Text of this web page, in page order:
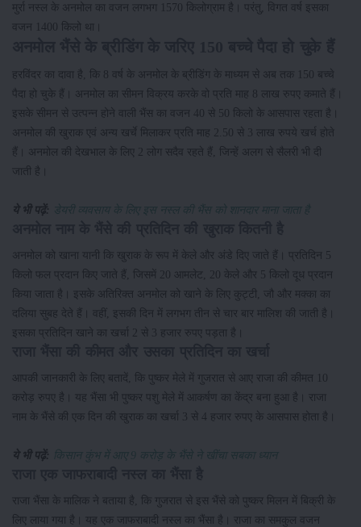
मुर्रा नस्ल के अनमोल का वजन लगभग 1570 किलोग्राम है। परंतु, विगत वर्ष इसका
वजन 1400 किलो था।
हरविंदर का दावा है, कि 8 वर्ष के अनमोल के ब्रीडिंग के माध्यम से अब तक 150 बच्चे
पैदा हो चुके हैं। अनमोल का सीमन विक्रय करके वो प्रति माह 8 लाख रुपए कमाते हैं।
इसके सीमन से उत्पन्न होने वाली भैंस का वजन 40 से 50 किलो के आसपास रहता है।
अनमोल की खुराक एवं अन्य खर्चे मिलाकर प्रति माह 2.50 से 3 लाख रुपये खर्च होते
हैं। अनमोल की देखभाल के लिए 2 लोग सदैव रहते हैं, जिन्हें अलग से सैलरी भी दी
जाती है।
ये भी पढ़ें: डेयरी व्यवसाय के लिए इस नस्ल की भैंस को शानदार माना जाता है
अनमोल को खाना यानी कि खुराक के रूप में केले और अंडे दिए जाते हैं। प्रतिदिन 5
किलो फल प्रदान किए जाते हैं, जिसमें 20 आमलेट, 20 केले और 5 किलो दूध प्रदान
किया जाता है। इसके अतिरिक्त अनमोल को खाने के लिए कुट्टी, जौ और मक्का का
दलिया सुबह देते हैं। वहीं, इसकी दिन में लगभग तीन से चार बार मालिश की जाती है।
इसका प्रतिदिन खाने का खर्चा 2 से 3 हजार रुपए पड़ता है।
आपकी जानकारी के लिए बतादें, कि पुष्कर मेले में गुजरात से आए राजा की कीमत 10
करोड़ रुपए है। यह भैंसा भी पुष्कर पशु मेले में आकर्षण का केंद्र बना हुआ है। राजा
नाम के भैंसे की एक दिन की खुराक का खर्चा 3 से 4 हजार रुपए के आसपास होता है।
ये भी पढ़ें: किसान कुंभ में आए 9 करोड़ के भैंसे ने खींचा सबका ध्यान
राजा भैंसा के मालिक ने बताया है, कि गुजरात से इस भैंसे को पुष्कर मिलन में बिक्री के
लिए लाया गया है। यह एक जाफराबादी नस्ल का भैंसा है। राजा का समकुल वजन